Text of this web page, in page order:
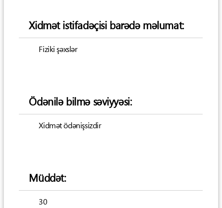
Xidmət istifadəçisi barədə məlumat:
Fiziki şəxslər
Ödənilə bilmə səviyyəsi:
Xidmət ödənişsizdir
Müddət:
30